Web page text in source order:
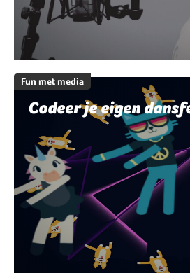
Fun met media
Codeer je eigen